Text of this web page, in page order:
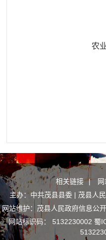
茂县
农
2023
相关链接 |
主办：中共茂县县委 | 茂县人
网站维护：茂县人民政府信息公
网站标识码： 5132230002 蜀